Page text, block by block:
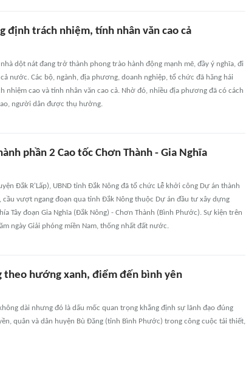
định trách nhiệm, tính nhân văn cao cả
dột nát đang trở thành phong trào hành động mạnh mẽ, đầy ý nghĩa, đi
nước. Các bộ, ngành, địa phương, doanh nghiệp, tổ chức đã hăng hái
nhiệm cao và tính nhân văn cao cả. Nhờ đó, nhiều địa phương đã có cách
người dân được thụ hưởng.
phần 2 Cao tốc Chơn Thành - Gia Nghĩa
Đắk R'Lấp), UBND tỉnh Đắk Nông đã tổ chức Lễ khởi công Dự án thành
vượt ngang đoạn qua tỉnh Đắk Nông thuộc Dự án đầu tư xây dựng
Tây đoạn Gia Nghĩa (Đắk Nông) - Chơn Thành (Bình Phước). Sự kiện trên
ngày Giải phóng miền Nam, thống nhất đất nước.
theo hướng xanh, điểm đến bình yên
dài nhưng đó là dấu mốc quan trọng khẳng định sự lãnh đạo đúng
quân và dân huyện Bù Đăng (tỉnh Bình Phước) trong công cuộc tái thiết,